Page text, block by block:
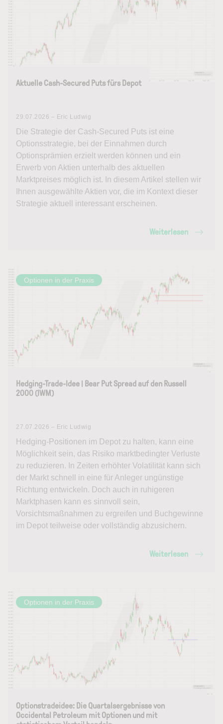
Aktuelle Cash-Secured Puts fürs Depot
29.07.2026 – Eric Ludwig
Die Strategie der Cash-Secured Puts ist eine
Optionsstrategie, bei der Einnahmen durch
Optionsprämien erzielt werden können und ein
Erwerb von Aktien unterhalb des aktuellen
Marktpreises möglich ist. In diesem Artikel stellen wir
Ihnen ausgewählte Aktien vor, die im Kontext dieser
Strategie aktuell interessant erscheinen.
Weiterlesen
Optionen in der Praxis
Hedging-Trade-Idee | Bear Put Spread auf den Russell
2000 (IWM)
27.07.2026 – Eric Ludwig
Hedging-Positionen im Depot zu halten, kann eine
Möglichkeit sein, das Risiko marktbedingter Verluste
zu reduzieren. In Zeiten erhöhter Volatilität kann sich
der Markt schnell in eine für Anleger ungünstige
Richtung entwickeln. Doch auch in ruhigeren
Marktphasen kann es sinnvoll sein,
Vorsichtsmaßnahmen zu ergreifen und Buchgewinne
im Depot teilweise oder vollständig abzusichern.
Weiterlesen
Optionen in der Praxis
Optionstradeidee: Die Quartalsergebnisse von
Occidental Petroleum mit Optionen und mit